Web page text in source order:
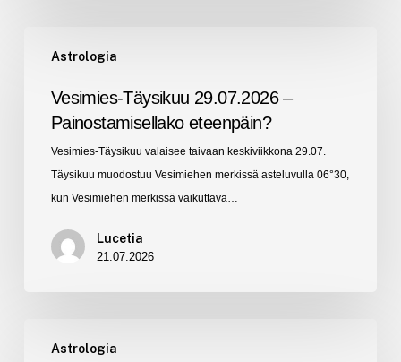
Astrologia
Täysikuu
Painostamisellako
eteenpäin?
Vesimies-Täysikuu 29.07.2026 –
Painostamisellako eteenpäin?
Vesimies-Täysikuu valaisee taivaan keskiviikkona 29.07.
Täysikuu muodostuu Vesimiehen merkissä asteluvulla 06°30,
kun Vesimiehen merkissä vaikuttava…
Lucetia
21.07.2026
Astrologia
Uusikuu